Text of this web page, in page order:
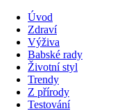
Úvod
Zdraví
Výživa
Babské rady
Životní styl
Trendy
Z přírody
Testování